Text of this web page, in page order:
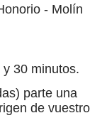
- Molín
30 minutos.
parte una
de vuestro